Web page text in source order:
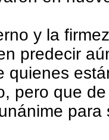
y la
predecir
quienes
pero que
para